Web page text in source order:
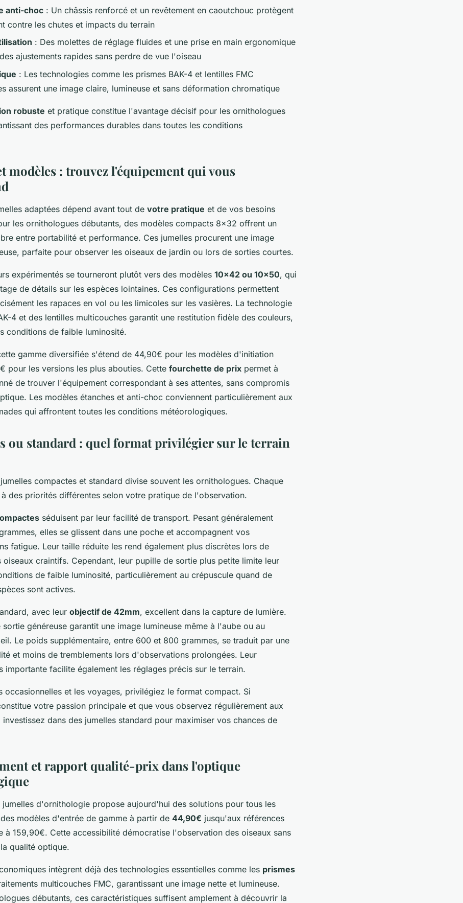
anti-choc : Un châssis renforcé et un revêtement en caoutchouc protègent
contre les chutes et impacts du terrain
: Des molettes de réglage fluides et une prise en main ergonomique
ajustements rapides sans perdre de vue l'oiseau
: Les technologies comme les prismes BAK-4 et lentilles FMC
assurent une image claire, lumineuse et sans déformation chromatique
robuste et pratique constitue l'avantage décisif pour les ornithologues
des performances durables dans toutes les conditions
modèles : trouvez l'équipement qui vous
adaptées dépend avant tout de votre pratique et de vos besoins
les ornithologues débutants, des modèles compacts 8x32 offrent un
entre portabilité et performance. Ces jumelles procurent une image
parfaite pour observer les oiseaux de jardin ou lors de sorties courtes.
expérimentés se tourneront plutôt vers des modèles 10x42 ou 10x50, qui
de détails sur les espèces lointaines. Ces configurations permettent
les rapaces en vol ou les limicoles sur les vasières. La technologie
4 et des lentilles multicouches garantit une restitution fidèle des couleurs,
conditions de faible luminosité.
gamme diversifiée s'étend de 44,90€ pour les modèles d'initiation
pour les versions les plus abouties. Cette fourchette de prix permet à
de trouver l'équipement correspondant à ses attentes, sans compromis
Les modèles étanches et anti-choc conviennent particulièrement aux
qui affrontent toutes les conditions météorologiques.
ou standard : quel format privilégier sur le terrain
compactes et standard divise souvent les ornithologues. Chaque
des priorités différentes selon votre pratique de l'observation.
séduisent par leur facilité de transport. Pesant généralement
elles se glissent dans une poche et accompagnent vos
fatigue. Leur taille réduite les rend également plus discrètes lors de
oiseaux craintifs. Cependant, leur pupille de sortie plus petite limite leur
de faible luminosité, particulièrement au crépuscule quand de
sont actives.
avec leur objectif de 42mm, excellent dans la capture de lumière.
généreuse garantit une image lumineuse même à l'aube ou au
Le poids supplémentaire, entre 600 et 800 grammes, se traduit par une
et moins de tremblements lors d'observations prolongées. Leur
importante facilite également les réglages précis sur le terrain.
occasionnelles et les voyages, privilégiez le format compact. Si
votre passion principale et que vous observez régulièrement aux
investissez dans des jumelles standard pour maximiser vos chances de
et rapport qualité-prix dans l'optique
jumelles d'ornithologie propose aujourd'hui des solutions pour tous les
modèles d'entrée de gamme à partir de 44,90€ jusqu'aux références
à 159,90€. Cette accessibilité démocratise l'observation des oiseaux sans
qualité optique.
intègrent déjà des technologies essentielles comme les prismes
multicouches FMC, garantissant une image nette et lumineuse.
débutants, ces caractéristiques suffisent amplement à découvrir la